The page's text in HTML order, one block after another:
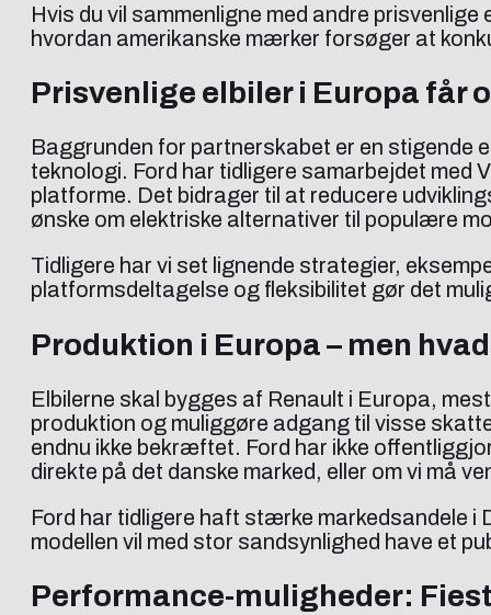
Hvis du vil sammenligne med andre
hvordan amerikanske mærker forsøger at
Prisvenlige elbiler i Europa får
Baggrunden for partnerskabet er en stigende
teknologi. Ford har tidligere samarbejdet med
platforme. Det bidrager til at reducere
ønske om elektriske alternativer til populære
Tidligere har vi set lignende strategier,
platformsdeltagelse og fleksibilitet gør det
Produktion i Europa – men
Elbilerne skal bygges af Renault i Europa,
produktion og muliggøre adgang til visse
endnu ikke bekræftet. Ford har ikke
direkte på det danske marked, eller om vi må
Ford har tidligere haft stærke markedsandele i
modellen vil med stor sandsynlighed have et
Performance-muligheder: